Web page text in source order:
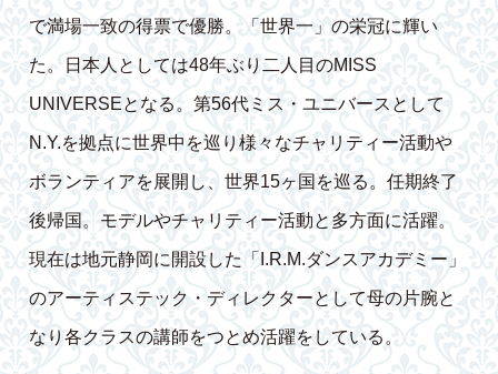
で満場一致の得票で優勝。「世界一」の栄冠に輝い
た。日本人としては48年ぶり二人目のMISS
UNIVERSEとなる。第56代ミス・ユニバースとして
N.Y.を拠点に世界中を巡り様々なチャリティー活動や
ボランティアを展開し、世界15ヶ国を巡る。任期終了
後帰国。モデルやチャリティー活動と多方面に活躍。
現在は地元静岡に開設した「I.R.M.ダンスアカデミー」
のアーティステック・ディレクターとして母の片腕と
なり各クラスの講師をつとめ活躍をしている。